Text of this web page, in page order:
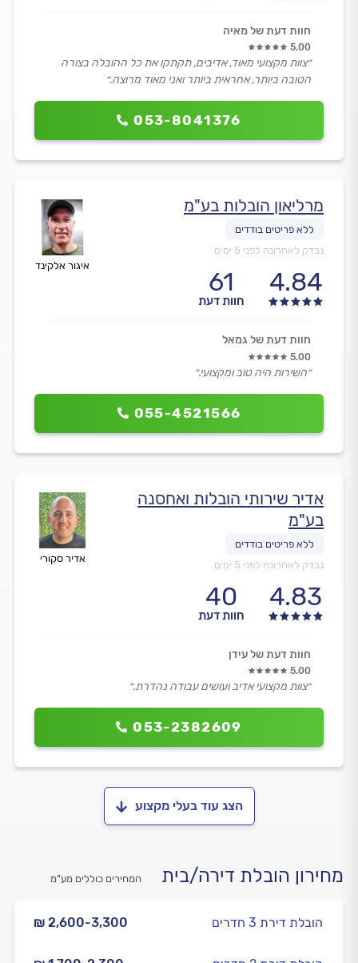
053-8041376
חוות דעת של מאיה
5.00
״צוות מקצועי מאוד, אדיבים, תקתקו את כל ההובלה בצורה
הטובה ביותר, אחראית ביותר ואני מאוד מרוצה.״
איגור אלקינד
מרליאון הובלות בע"מ
נבדק לאחרונה לפני 5 ימים
4.84
61
חוות דעת
055-4521566
חוות דעת של גמאל
5.00
״השירות היה טוב ומקצועי.״
אדיר סקורי
אדיר שירותי הובלות ואחסנה
בע"מ
נבדק לאחרונה לפני 5 ימים
4.83
40
חוות דעת
053-2382609
חוות דעת של עידן
5.00
״צוות מקצועי אדיב ועושים עבודה נהדרת.״
הצג עוד בעלי מקצוע
מחירון הובלת דירה/בית המחירים כוללים מע”מ
₪ 2,600-3,300 הובלת דירת 3 חדרים